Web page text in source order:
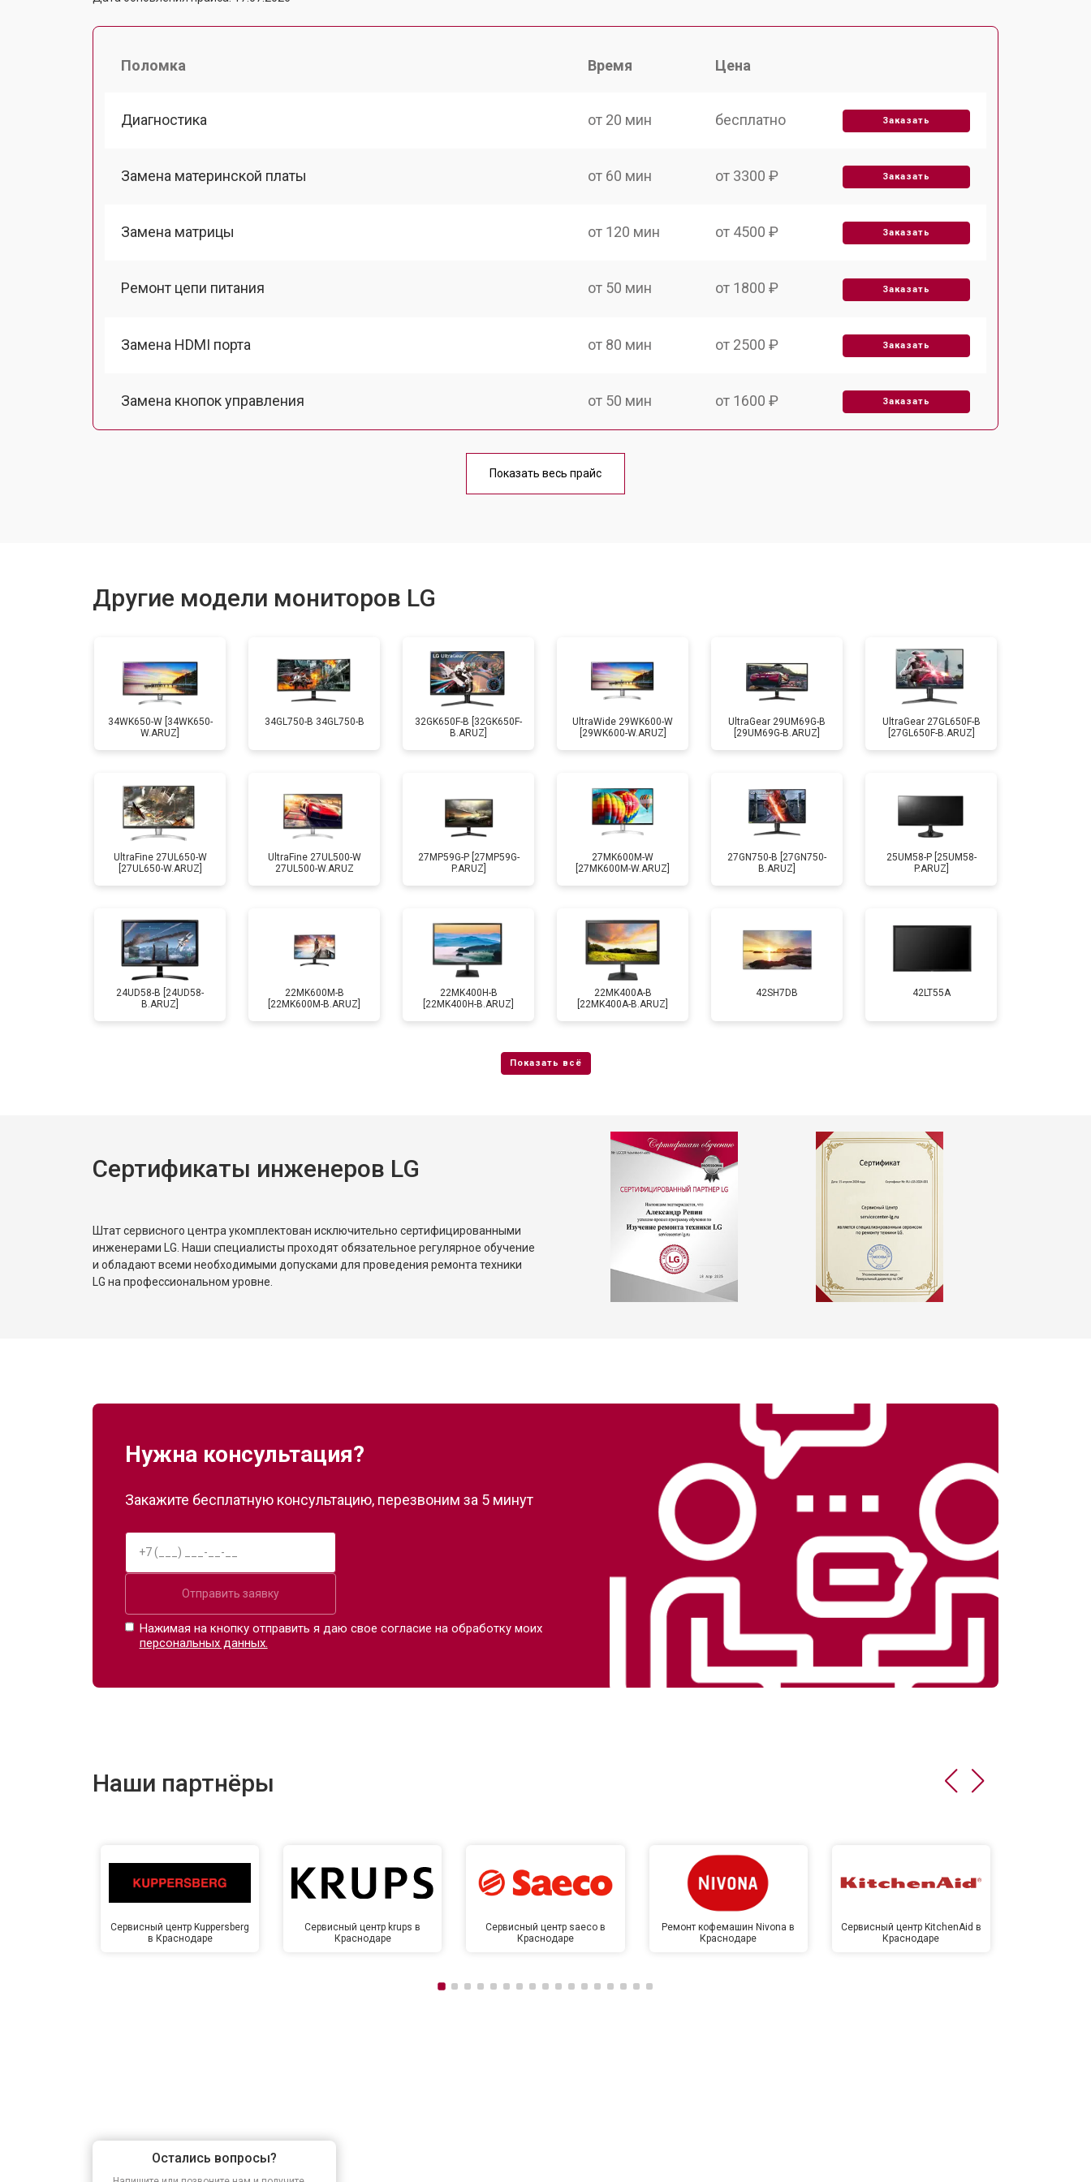
Поломка Время Цена
Диагностика от 20 мин бесплатно Заказать
Замена материнской платы от 60 мин от 3300 ₽ Заказать
Замена матрицы от 120 мин от 4500 ₽ Заказать
Ремонт цепи питания от 50 мин от 1800 ₽ Заказать
Замена HDMI порта от 80 мин от 2500 ₽ Заказать
Замена кнопок управления от 50 мин от 1600 ₽ Заказать
от 80 мин
Показать весь прайс
Другие модели мониторов LG
34WK650-W [34WK650-
W.ARUZ]
34GL750-B 34GL750-B
32GK650F-B [32GK650F-
B.ARUZ]
UltraWide 29WK600-W
[29WK600-W.ARUZ]
UltraGear 29UM69G-B
[29UM69G-B.ARUZ]
UltraGear 27GL650F-B
[27GL650F-B.ARUZ]
UltraFine 27UL650-W
[27UL650-W.ARUZ]
UltraFine 27UL500-W
27UL500-W.ARUZ
27MP59G-P [27MP59G-
P.ARUZ]
27MK600M-W
[27MK600M-W.ARUZ]
27GN750-B [27GN750-
B.ARUZ]
25UM58-P [25UM58-
P.ARUZ]
24UD58-B [24UD58-
B.ARUZ]
22MK600M-B
[22MK600M-B.ARUZ]
22MK400H-B
[22MK400H-B.ARUZ]
22MK400A-B
[22MK400A-B.ARUZ]
42SH7DB 42LT55A
Сертификаты инженеров LG
Штат сервисного центра укомплектован исключительно сертифицированными
инженерами LG. Наши специалисты проходят обязательное регулярное обучение
и обладают всеми необходимыми допусками для проведения ремонта техники
LG на профессиональном уровне.
Нужна консультация?
Закажите бесплатную консультацию, перезвоним за 5 минут
Отправить заявку
Нажимая на кнопку отправить я даю свое согласие на обработку моих
персональных данных.
Наши партнёры
Сервисный центр Kuppersberg
в Краснодаре
Сервисный центр krups в
Краснодаре
Сервисный центр saeco в
Краснодаре
Ремонт кофемашин Nivona в
Краснодаре
Сервисный центр KitchenAid в
Краснодаре
Остались вопросы?